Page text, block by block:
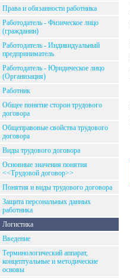
Права и обязанности работника
Работодатель - Физическое лицо
(гражданин)
Работодатель - Индивидуальный
предприниматель
Работодатель - Юридическое лицо
(Организация)
Работник
Общее понятие сторон трудового
договора
Общеправовые свойства трудового
договора
Виды трудового договора
Основные значения понятия
<<Трудовой договор>>
Понятия и виды трудового договора
Защита персональных данных
работника
Логистика
Введение
Терминологический аппарат,
концептуальные и методические
основы